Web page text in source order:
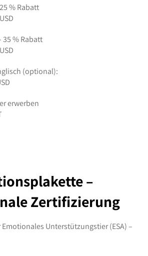
% Rabatt
35 % Rabatt
(optional):
erwerben
–
Zertifizierung
Unterstützungstier (ESA) –